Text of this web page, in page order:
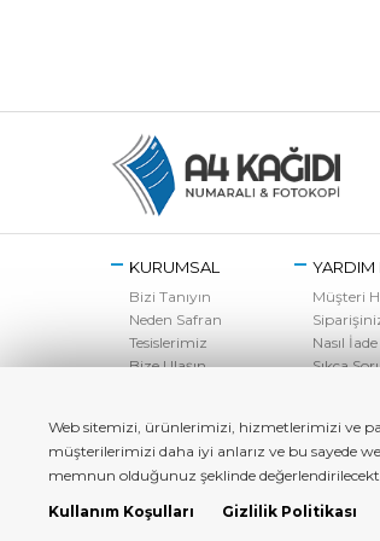
KURUMSAL
Bizi Tanıyın
Neden Safran
Tesislerimiz
Bize Ulaşın
YARDIM
Müşteri
Nasıl
Sıkça
Web sitemizi, ürünlerimizi, hizmetlerimizi ve
müşterilerimizi daha iyi anlarız ve bu sayede
memnun olduğunuz şeklinde
Kullanım Koşulları
Gizlilik Politikası